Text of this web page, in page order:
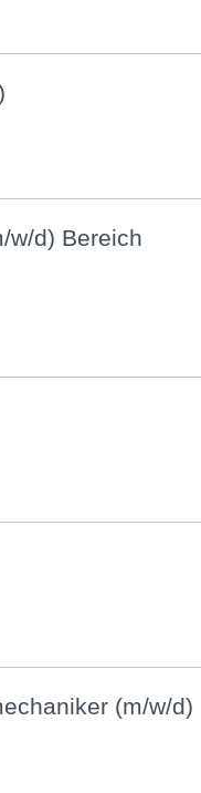
w/d) Bereich
(m/w/d)